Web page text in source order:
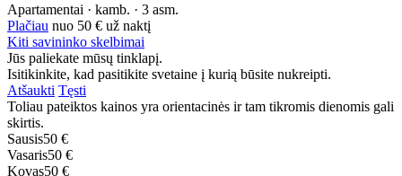
Apartamentai · kamb. · 3 asm.
Plačiau nuo 50 € už naktį
Kiti savininko skelbimai
Jūs paliekate mūsų tinklapį.
Isitikinkite, kad pasitikite svetaine į kurią būsite nukreipti.
Atšaukti Tęsti
Toliau pateiktos kainos yra orientacinės ir tam tikromis dienomis gali
skirtis.
Sausis50 €
Vasaris50 €
Kovas50 €